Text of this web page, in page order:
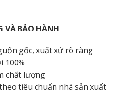
VÀ BẢO HÀNH
gốc, xuất xứ rõ ràng
100%
chất lượng
tiêu chuẩn nhà sản xuất